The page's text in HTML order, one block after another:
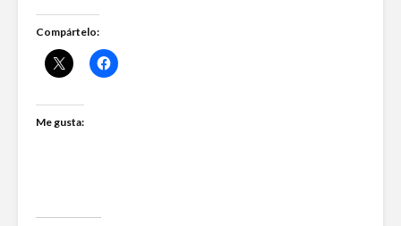
Compártelo:
Me gusta: